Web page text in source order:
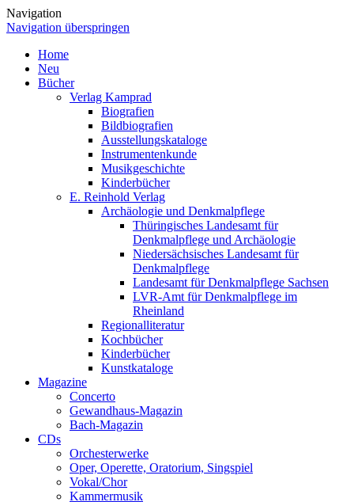
Navigation
Navigation überspringen
Home
Neu
Bücher
Verlag Kamprad
Biografien
Bildbiografien
Ausstellungskataloge
Instrumentenkunde
Musikgeschichte
Kinderbücher
E. Reinhold Verlag
Archäologie und Denkmalpflege
Thüringisches Landesamt für
Denkmalpflege und Archäologie
Niedersächsisches Landesamt für
Denkmalpflege
Landesamt für Denkmalpflege Sachsen
LVR-Amt für Denkmalpflege im
Rheinland
Regionalliteratur
Kochbücher
Kinderbücher
Kunstkataloge
Magazine
Concerto
Gewandhaus-Magazin
Bach-Magazin
CDs
Orchesterwerke
Oper, Operette, Oratorium, Singspiel
Vokal/Chor
Kammermusik